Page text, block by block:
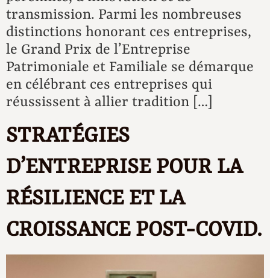
transmission. Parmi les nombreuses
distinctions honorant ces entreprises,
le Grand Prix de l’Entreprise
Patrimoniale et Familiale se démarque
en célébrant ces entreprises qui
réussissent à allier tradition […]
STRATÉGIES
D’ENTREPRISE POUR LA
RÉSILIENCE ET LA
CROISSANCE POST-COVID.